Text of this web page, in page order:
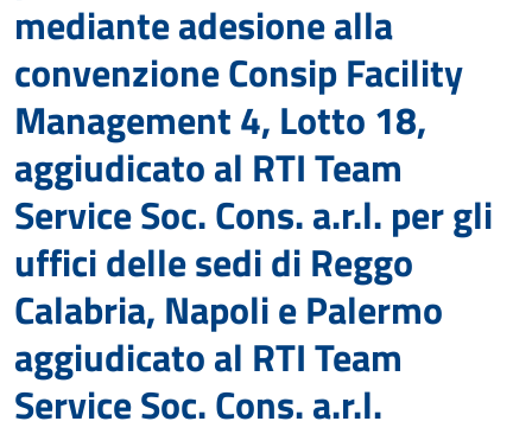
mediante adesione alla
convenzione Consip Facility
Management 4, Lotto 18,
aggiudicato al RTI Team
Service Soc. Cons. a.r.l. per gli
uffici delle sedi di Reggo
Calabria, Napoli e Palermo
aggiudicato al RTI Team
Service Soc. Cons. a.r.l.